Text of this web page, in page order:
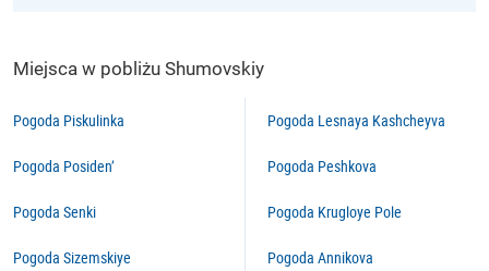
Miejsca w pobliżu Shumovskiy
Pogoda Piskulinka
Pogoda Posiden’
Pogoda Senki
Pogoda Sizemskiye
Pogoda Lesnaya Kashcheyva
Pogoda Peshkova
Pogoda Krugloye Pole
Pogoda Annikova